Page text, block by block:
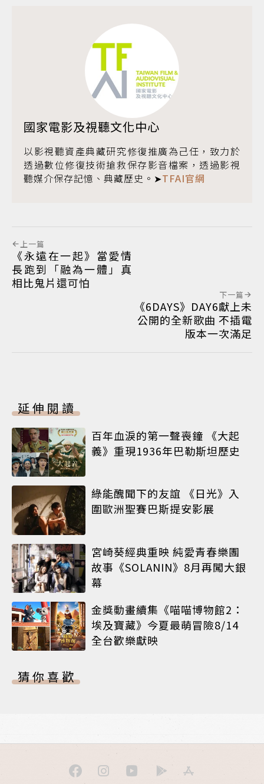
國家電影及視聽文化中心
以影視聽資產典藏研究修復推廣為己任，致力於
透過數位修復技術搶救保存影音檔案，透過影視
聽媒介保存記憶、典藏歷史。➤TFAI官網
上一篇
《永遠在一起》當愛情
長跑到「融為一體」真
相比鬼片還可怕
下一篇
《6DAYS》DAY6獻上未
公開的全新歌曲 不插電
版本一次滿足
延伸閱讀
百年血淚的第一聲喪鐘 《大起
義》重現1936年巴勒斯坦歷史
綠能醜聞下的友誼 《日光》入
圍歐洲聖賽巴斯提安影展
宮崎葵經典重映 純愛青春樂團
故事《SOLANIN》8月再闖大銀
幕
金獎動畫續集《喵喵博物館2：
埃及寶藏》今夏最萌冒險8/14
全台歡樂獻映
猜你喜歡